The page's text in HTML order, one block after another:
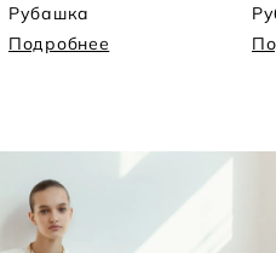
Рубашка
Подробнее